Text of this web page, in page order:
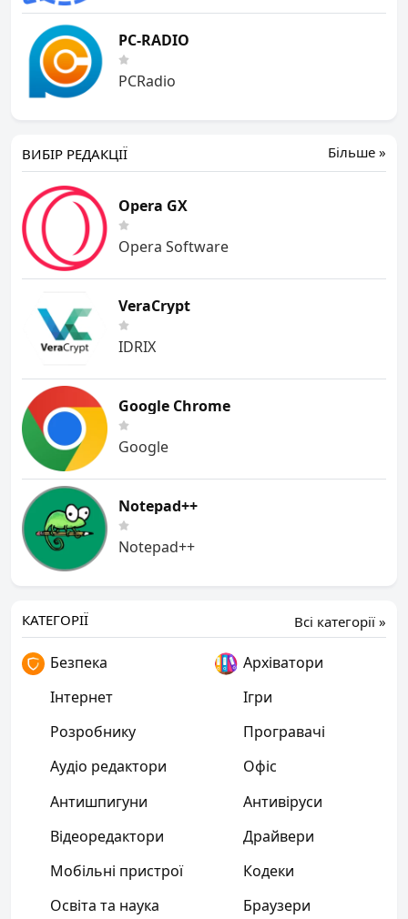
PC-RADIO
PCRadio
Більше »
ВИБІР РЕДАКЦІЇ
Opera GX
Opera Software
VeraCrypt
IDRIX
Google Chrome
Google
Notepad++
Notepad++
Всі категорії »
КАТЕГОРІЇ
Безпека
Архіватори
Інтернет
Ігри
Розробнику
Програвачі
Аудіо редактори
Офіс
Антишпигуни
Антивіруси
Відеоредактори
Драйвери
Мобільні пристрої
Кодеки
Освіта та наука
Браузери